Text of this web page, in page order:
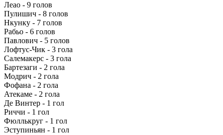
Леао - 9 голов
Пулишич - 8 голов
Нкунку - 7 голов
Рабьо - 6 голов
Павлович - 5 голов
Лофтус-Чик - 3 гола
Салемакерс - 3 гола
Бартезаги - 2 гола
Модрич - 2 гола
Фофана - 2 гола
Атекаме - 2 гола
Де Винтер - 1 гол
Риччи - 1 гол
Фюллькруг - 1 гол
Эступиньян - 1 гол